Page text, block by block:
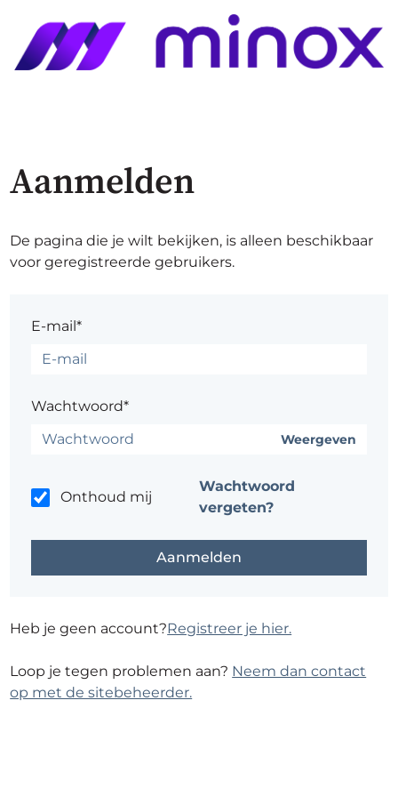
Aanmelden
De pagina die je wilt bekijken, is alleen beschikbaar
voor geregistreerde gebruikers.
E-mail*
Wachtwoord*
Weergeven
Onthoud mij
Wachtwoord
vergeten?
Heb je geen account?Registreer je hier.
Loop je tegen problemen aan? Neem dan contact
op met de sitebeheerder.